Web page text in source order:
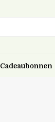
Cadeaubonnen